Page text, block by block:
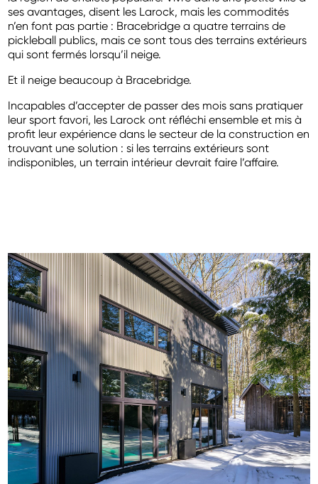
ses avantages, disent les Larock, mais les commodités
n’en font pas partie : Bracebridge a quatre terrains de
pickleball publics, mais ce sont tous des terrains extérieurs
qui sont fermés lorsqu’il neige.
Et il neige beaucoup à Bracebridge.
Incapables d’accepter de passer des mois sans pratiquer
leur sport favori, les Larock ont réfléchi ensemble et mis à
profit leur expérience dans le secteur de la construction en
trouvant une solution : si les terrains extérieurs sont
indisponibles, un terrain intérieur devrait faire l’affaire.